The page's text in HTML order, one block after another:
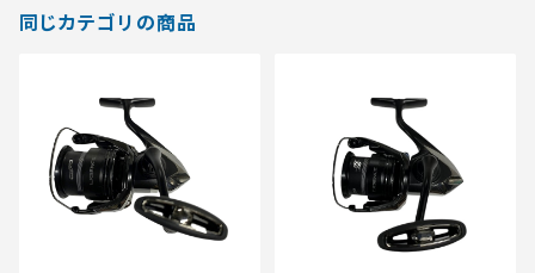
同じカテゴリの商品